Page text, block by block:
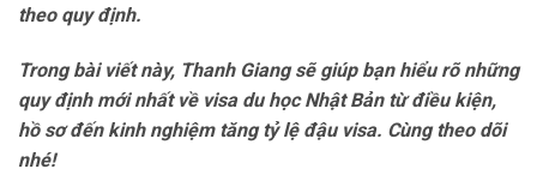
theo quy định.
Trong bài viết này, Thanh Giang sẽ giúp bạn hiểu rõ những
quy định mới nhất về visa du học Nhật Bản từ điều kiện,
hồ sơ đến kinh nghiệm tăng tỷ lệ đậu visa. Cùng theo dõi
nhé!